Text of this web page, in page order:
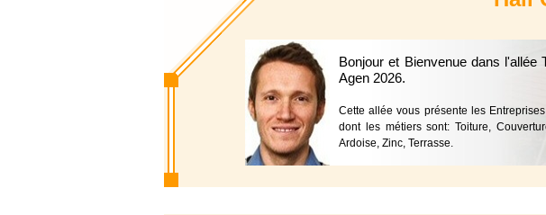
Bonjour et Bienvenue dans l'allée
Agen 2026.
Cette allée vous présente les
dont les métiers sont: Toiture,
Ardoise, Zinc, Terrasse.